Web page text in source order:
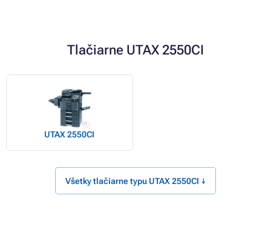
Tlačiarne UTAX 2550CI
UTAX 2550CI
Všetky tlačiarne typu UTAX 2550CI ↓